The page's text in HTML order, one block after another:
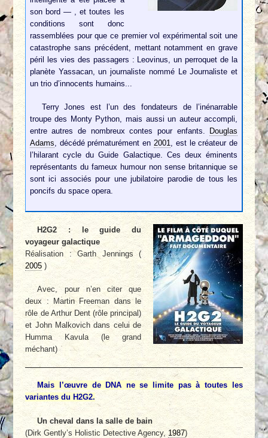
son bord — , et toutes les
conditions sont donc
rassemblées pour que ce premier vol expérimental soit une
catastrophe sans précédent, mettant notamment en grave
péril les vies des passagers : Leovinus, un perroquet de la
planète Yassacan, un journaliste nommé Le Journaliste et
un trio d’innocents humains...
Terry Jones est l’un des fondateurs de l’inénarrable
troupe des Monty Python, mais aussi un auteur accompli,
entre autres de nombreux contes pour enfants.
Douglas
Adams, décédé prématurément en 2001, est le créateur de
l’hilarant cycle du Guide Galactique. Ces deux éminents
représentants du fameux humour non sense britannique se
sont ici associés pour une jubilatoire parodie de tous les
poncifs du space opera.
H2G2 : le guide du
voyageur galactique
Réalisation : Garth Jennings (
2005 )
Avec, pour n’en citer que
deux : Martin Freeman dans le
rôle de Arthur Dent (rôle principal)
et John Malkovich dans celui de
Humma Kavula (le grand
méchant)
Mais l’œuvre de DNA ne se limite pas à toutes les
variantes du H2G2.
Un cheval dans la salle de bain
(Dirk Gently’s Holistic Detective Agency,1987)